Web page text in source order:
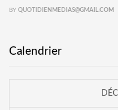
BY QUOTIDIENMEDIAS@GMAIL.COM
Calendrier